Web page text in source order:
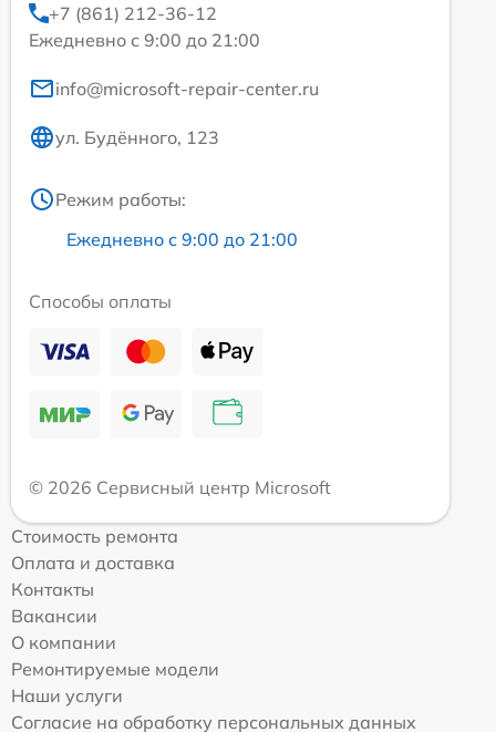
+7 (861) 212-36-12
Ежедневно с 9:00 до 21:00
info@microsoft-repair-center.ru
ул. Будённого, 123
Режим работы:
Ежедневно с 9:00 до 21:00
Способы оплаты
© 2026 Сервисный центр Microsoft
Стоимость ремонта
Оплата и доставка
Контакты
Вакансии
О компании
Ремонтируемые модели
Наши услуги
Согласие на обработку персональных данных